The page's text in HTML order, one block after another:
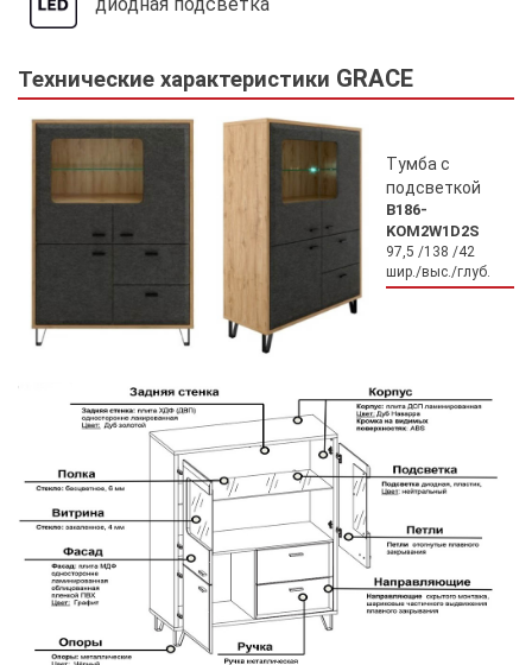
Технические характеристики GRACE
Тумба с
подсветкой
В186-
KOM2W1D2S
97,5 /138 /42
шир./выс./глуб.